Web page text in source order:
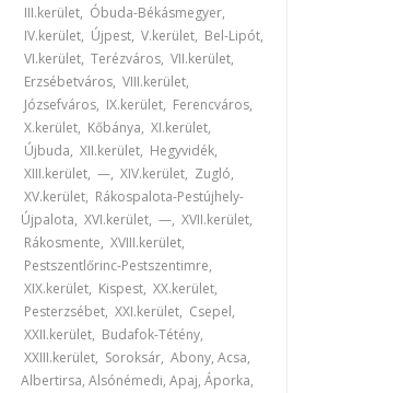
III.kerület, Óbuda-Békásmegyer,
IV.kerület, Újpest, V.kerület, Bel-Lipót,
VI.kerület, Terézváros, VII.kerület,
Erzsébetváros, VIII.kerület,
Józsefváros, IX.kerület, Ferencváros,
X.kerület, Kőbánya, XI.kerület,
Újbuda, XII.kerület, Hegyvidék,
XIII.kerület, —, XIV.kerület, Zugló,
XV.kerület, Rákospalota-Pestújhely-
Újpalota, XVI.kerület, —, XVII.kerület,
Rákosmente, XVIII.kerület,
Pestszentlőrinc-Pestszentimre,
XIX.kerület, Kispest, XX.kerület,
Pesterzsébet, XXI.kerület, Csepel,
XXII.kerület, Budafok-Tétény,
XXIII.kerület, Soroksár, Abony, Acsa,
Albertirsa, Alsónémedi, Apaj, Áporka,